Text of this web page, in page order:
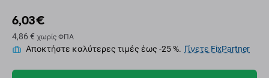
6,03 €
4,86 € χωρίς ΦΠΑ
Αποκτήστε καλύτερες τιμές έως -25 %. Γίνετε FixPartner